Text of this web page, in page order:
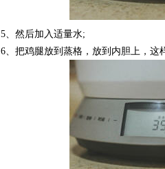
5、然后加入适量水;
6、把鸡腿放到蒸格，放到内胆上，这